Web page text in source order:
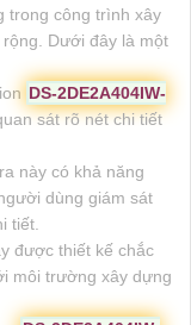
trong công trình xây
Dưới đây là một
DS-2DE2A404IW-
sát rõ nét chi tiết
này có khả năng
dùng giám sát
tiết.
được thiết kế chắc
môi trường xây dựng